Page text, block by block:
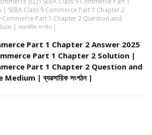
SEBA Class 9 Commerce Part 1 Chapter 2
Commerce Part 1 Chapter 2 Question and
| ব্যৱসায়িক সংগঠন |
Part 1 Chapter 2 Answer 2025
Part 1 Chapter 2 Solution |
Part 1 Chapter 2 Question and
| ব্যৱসায়িক সংগঠন |